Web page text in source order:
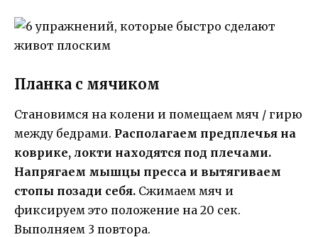
Планка с мячиком
Становимся на колени и помещаем мяч / гирю
между бедрами. Располагаем предплечья на
коврике, локти находятся под плечами.
Напрягаем мышцы пресса и вытягиваем
стопы позади себя. Сжимаем мяч и
фиксируем это положение на 20 сек.
Выполняем 3 повтора.